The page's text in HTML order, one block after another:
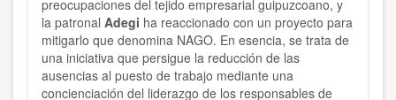
preocupaciones del tejido empresarial guipuzcoano, y
la patronal Adegi ha reaccionado con un proyecto para
mitigarlo que denomina NAGO. En esencia, se trata de
una iniciativa que persigue la reducción de las
ausencias al puesto de trabajo mediante una
concienciación del liderazgo de los responsables de